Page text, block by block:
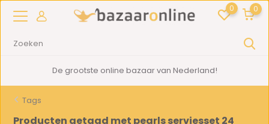
0 0
De grootste online bazaar van Nederland!
Tags
Producten getagd met pearls serviesset 24